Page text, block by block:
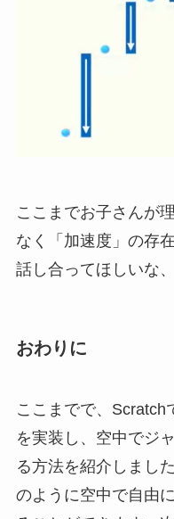
ここまでお子さんが
なく「加速度」の存
話し合ってほしいな
おわりに
ここまでで、Scratch
を実装し、空中でジ
る方法を紹介しまし
のように空中で自由